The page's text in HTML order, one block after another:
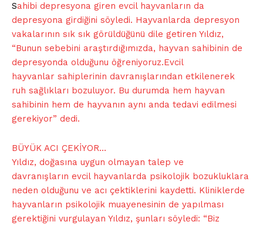
Sahibi depresyona giren evcil hayvanların da
depresyona girdiğini söyledi. Hayvanlarda depresyon
vakalarının sık sık görüldüğünü dile getiren Yıldız,
“Bunun sebebini araştırdığımızda, hayvan sahibinin de
depresyonda olduğunu öğreniyoruz.Evcil
hayvanlar sahiplerinin davranışlarından etkilenerek
ruh sağlıkları bozuluyor. Bu durumda hem hayvan
sahibinin hem de hayvanın aynı anda tedavi edilmesi
gerekiyor” dedi.
BÜYÜK ACI ÇEKİYOR…
Yıldız, doğasına uygun olmayan talep ve
davranışların evcil hayvanlarda psikolojik bozukluklara
neden olduğunu ve acı çektiklerini kaydetti. Kliniklerde
hayvanların psikolojik muayenesinin de yapılması
gerektiğini vurgulayan Yıldız, şunları söyledi: “Biz